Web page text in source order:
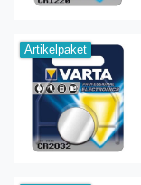
Artikelpaket